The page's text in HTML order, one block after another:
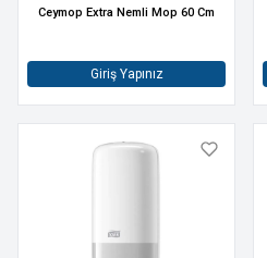
Ceymop Extra Nemli Mop 60 Cm
Giriş Yapınız